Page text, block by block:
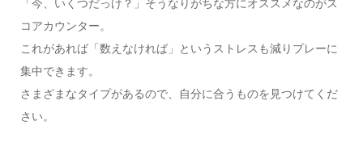
「今、いくつだっけ？」そうなりがちな方にオススメなのがス
コアカウンター。
これがあれば「数えなければ」というストレスも減りプレーに
集中できます。
さまざまなタイプがあるので、自分に合うものを見つけてくだ
さい。